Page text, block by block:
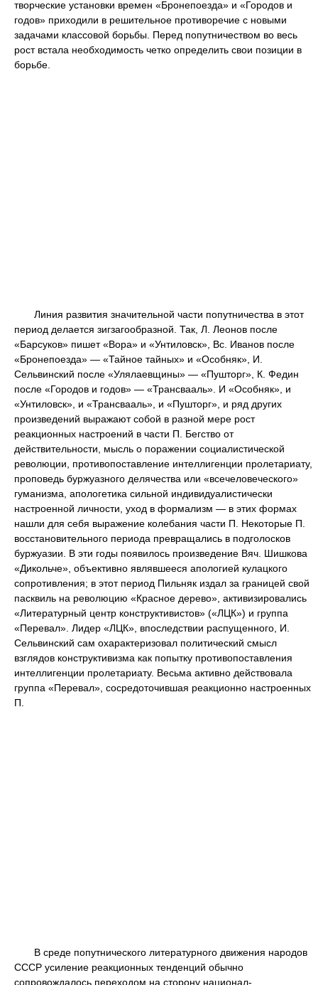
творческие установки времен «Бронепоезда» и «Городов и
годов» приходили в решительное противоречие с новыми
задачами классовой борьбы. Перед попутничеством во весь
рост встала необходимость четко определить свои позиции в
борьбе.
Линия развития значительной части попутничества в этот
период делается зигзагообразной. Так, Л. Леонов после
«Барсуков» пишет «Вора» и «Унтиловск», Вс. Иванов после
«Бронепоезда» — «Тайное тайных» и «Особняк», И.
Сельвинский после «Улялаевщины» — «Пушторг», К. Федин
после «Городов и годов» — «Трансвааль». И «Особняк», и
«Унтиловск», и «Трансвааль», и «Пушторг», и ряд других
произведений выражают собой в разной мере рост
реакционных настроений в части П. Бегство от
действительности, мысль о поражении социалистической
революции, противопоставление интеллигенции пролетариату,
проповедь буржуазного делячества или «всечеловеческого»
гуманизма, апологетика сильной индивидуалистически
настроенной личности, уход в формализм — в этих формах
нашли для себя выражение колебания части П. Некоторые П.
восстановительного периода превращались в подголосков
буржуазии. В эти годы появилось произведение Вяч. Шишкова
«Дикольче», объективно являвшееся апологией кулацкого
сопротивления; в этот период Пильняк издал за границей свой
пасквиль на революцию «Красное дерево», активизировались
«Литературный центр конструктивистов» («ЛЦК») и группа
«Перевал». Лидер «ЛЦК», впоследствии распущенного, И.
Сельвинский сам охарактеризовал политический смысл
взглядов конструктивизма как попытку противопоставления
интеллигенции пролетариату. Весьма активно действовала
группа «Перевал», сосредоточившая реакционно настроенных
П.
В среде попутнического литературного движения народов
СССР усиление реакционных тенденций обычно
сопровождалось переходом на сторону национал-